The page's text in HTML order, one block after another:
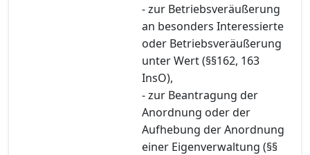
- zur Betriebsveräußerung
an besonders Interessierte
oder Betriebsveräußerung
unter Wert (§§162, 163
InsO),
- zur Beantragung der
Anordnung oder der
Aufhebung der Anordnung
einer Eigenverwaltung (§§